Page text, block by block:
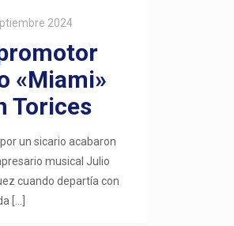
2024
«Miami»
Torices
un sicario acabaron
musical Julio
cuando departía con